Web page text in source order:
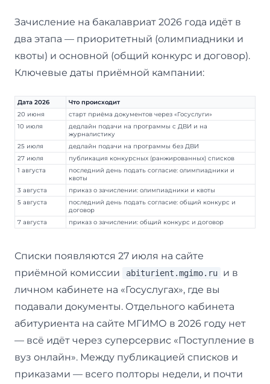
Зачисление на бакалавриат 2026 года идёт в
два этапа — приоритетный (олимпиадники и
квоты) и основной (общий конкурс и договор).
Ключевые даты приёмной кампании:
Дата 2026
Что происходит
20 июня
старт приёма документов через «Госуслуги»
10 июля
дедлайн подачи на программы с ДВИ и на
журналистику
25 июля
дедлайн подачи на программы без ДВИ
27 июля
публикация конкурсных (ранжированных) списков
1 августа
последний день подать согласие: олимпиадники и
квоты
3 августа
приказ о зачислении: олимпиадники и квоты
5 августа
последний день подать согласие: общий конкурс и
договор
7 августа
приказ о зачислении: общий конкурс и договор
Списки появляются 27 июля на сайте
приёмной комиссии
abiturient.mgimo.ru
и в
личном кабинете на «Госуслугах», где вы
подавали документы. Отдельного кабинета
абитуриента на сайте МГИМО в 2026 году нет
— всё идёт через суперсервис «Поступление в
вуз онлайн». Между публикацией списков и
приказами — всего полторы недели, и почти